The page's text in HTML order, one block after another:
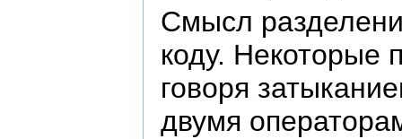
Смысл
коду. Некоторые
говоря
двумя